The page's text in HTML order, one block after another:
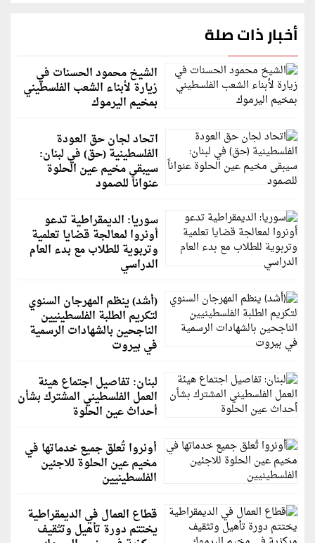
أخبار ذات صلة
الشيخ محمود الحسنات في
زيارة لأبناء الشعب الفلسطيني
بمخيم اليرموك
اتحاد لجان حق العودة
الفلسطينية (حق) في لبنان:
سيبقى مخيم عين الحلوة
عنواناً للصمود
سوريا: الديمقراطية تدعو
أونروا لمعالجة قضايا تعلمية
وتربوية للطلاب مع بدء العام
الدراسي
(أشد) ينظم المهرجان السنوي
لتكريم الطلبة الفلسطينيين
الناجحين بالشهادات الرسمية
في بيروت
لبنان: تفاصيل اجتماع هيئة
العمل الفلسطيني المشترك بشأن
أحداث عين الحلوة
أونروا تُعلق جميع خدماتها في
مخيم عين الحلوة للاجئين
الفلسطينيين
قطاع العمال في الديمقراطية
يختتم دورة تأهيل وتثقيف